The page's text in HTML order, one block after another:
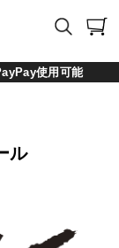
使用可能
ル